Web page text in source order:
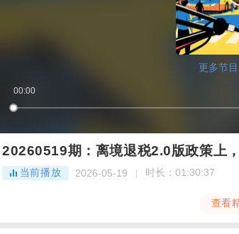
更多节
00:00
20260519期：离境退税2.0版政策上
当前播放 2026-05-19 时长： 01:30:37
查看